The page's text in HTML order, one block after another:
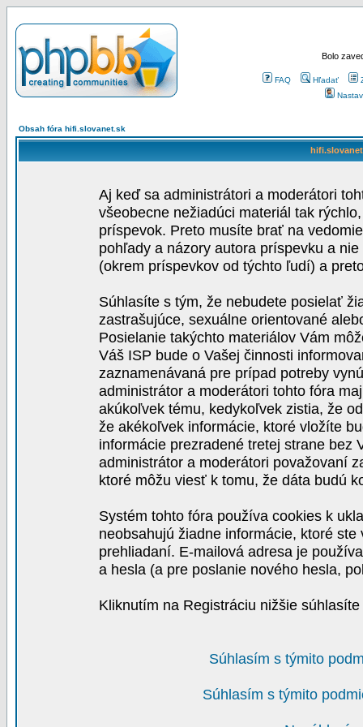
Bolo
FAQ Hľadať
Obsah fóra hifi.slovanet.sk
Aj keď sa administrátori a moderátori
všeobecne nežiadúci materiál tak
príspevok. Preto musíte brať na
pohľady a názory autora príspevku a
(okrem príspevkov od týchto ľudí) a
Súhlasíte s tým, že nebudete posielať
zastrašujúce, sexuálne orientované
Posielanie takýchto materiálov Vám
Váš ISP bude o Vašej činnosti
zaznamenávaná pre prípad potreby
administrátor a moderátori tohto fóra
akúkoľvek tému, kedykoľvek zistia, že
že akékoľvek informácie, ktoré vložíte
informácie prezradené tretej strane bez
administrátor a moderátori považovaní
ktoré môžu viesť k tomu, že dáta budú
Systém tohto fóra používa cookies k
neobsahujú žiadne informácie, ktoré
prehliadaní. E-mailová adresa je
a hesla (a pre poslanie nového hesla,
Kliknutím na Registráciu nižšie
Súhlasím s týmito
Súhlasím s týmito